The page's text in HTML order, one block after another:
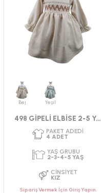
PAKET ADEDI
4ADET
YAŞ GRUBU
9-12-18-24 AY
CINSIYET
KIZ
Bej Yeşil
498 GİPELİ ELBİSE 2-5 YAŞ
Sipariş Vermek İçin Giriş Yapın.